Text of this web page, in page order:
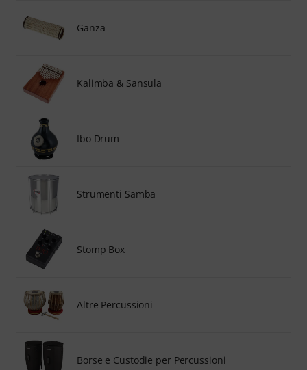
Ganza
Kalimba & Sansula
Ibo Drum
Strumenti Samba
Stomp Box
Altre Percussioni
Borse e Custodie per Percussioni